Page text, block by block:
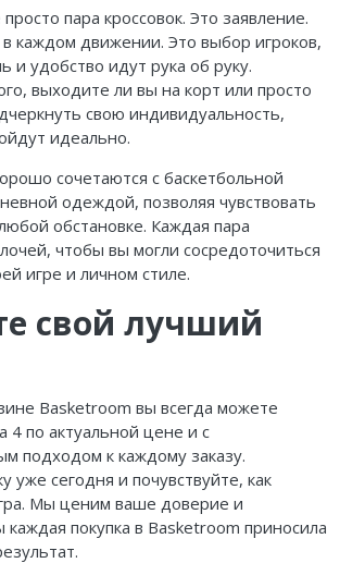
пара кроссовок. Это заявление.
каждом движении. Это выбор игроков,
и удобство идут рука об руку.
выходите ли вы на корт или просто
свою индивидуальность,
идеально.
сочетаются с баскетбольной
одеждой, позволяя чувствовать
обстановке. Каждая пара
чтобы вы могли сосредоточиться
игре и личном стиле.
свой лучший
Basketroom вы всегда можете
4 по актуальной цене и с
подходом к каждому заказу.
уже сегодня и почувствуйте, как
Мы ценим ваше доверие и
каждая покупка в Basketroom приносила